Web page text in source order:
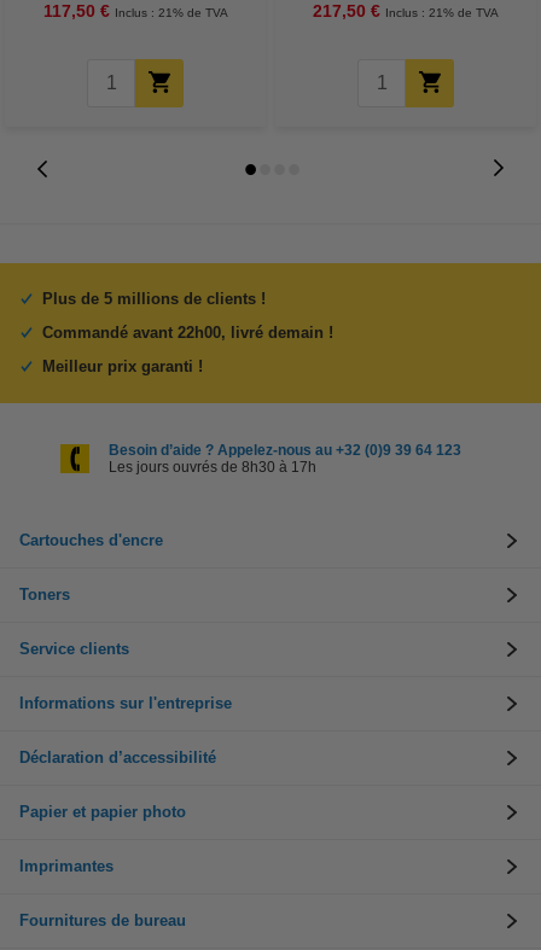
117,50 € Inclus : 21% de TVA 217,50 € Inclus : 21% de TVA
Plus de 5 millions de clients !
Commandé avant 22h00, livré demain !
Meilleur prix garanti !
Besoin d’aide ? Appelez-nous au +32 (0)9 39 64 123
Les jours ouvrés de 8h30 à 17h
Cartouches d'encre
Toners
Service clients
Informations sur l'entreprise
Déclaration d’accessibilité
Papier et papier photo
Imprimantes
Fournitures de bureau